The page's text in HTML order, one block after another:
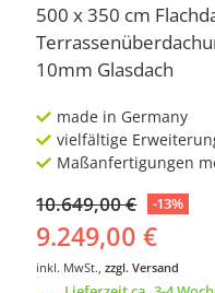
500 x 350 cm
10mm Glasdach
made in Germany
vielfältige
Maßanfertigungen
10.649,00 € -13%
9.249,00 €
inkl. MwSt.,zzgl. Versand